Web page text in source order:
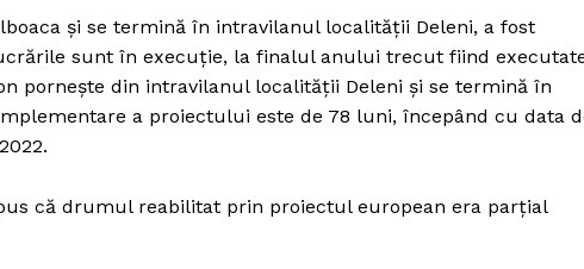
PRESShub
şi se termină în intravilanul localităţii Deleni, a fost
sunt în execuție, la finalul anului trecut fiind
pornește din intravilanul localității Deleni și se termină în
a proiectului este de 78 luni, începând cu data
că drumul reabilitat prin proiectul european era parțial